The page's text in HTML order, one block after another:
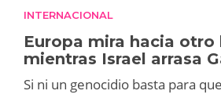
INTERNACIONAL
Europa mira hacia otro
mientras Israel arrasa
Si ni un genocidio basta para